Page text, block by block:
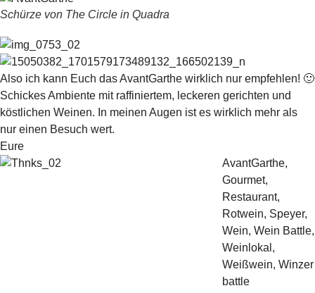
Schürze von The Circle in Quadra
Also ich kann Euch das AvantGarthe wirklich nur empfehlen! 🙂
Schickes Ambiente mit raffiniertem, leckeren gerichten und
köstlichen Weinen. In meinen Augen ist es wirklich mehr als
nur einen Besuch wert.
Eure
AvantGarthe,
Gourmet,
Restaurant,
Rotwein, Speyer,
Wein, Wein Battle,
Weinlokal ,
Weißwein, Winzer
battle